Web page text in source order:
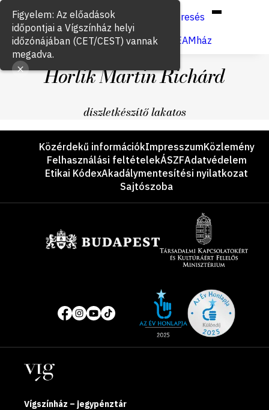
Keresés
Jegyvásárlás
VígSTREAMház
Horlik Martin Richárd
díszletkészítő lakatos
LáblécKözérdekű információkImpresszumKözlemény
Felhasználási feltételekÁSZFAdatvédelem
Etikai KódexAkadálymentesítési nyilatkozat
Sajtószoba
Közösségi
média
oldalak
of
year
Helyszínek
Vígszínház – jegypénztár
Figyelem: Az előadások
időpontjai a Vígszínház helyi
időzónájában (CET/CEST) vannak
megadva.